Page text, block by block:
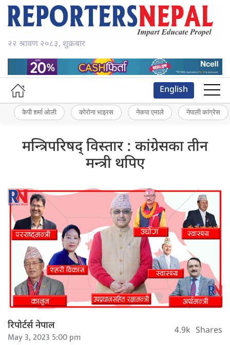
२२ श्रावण २०८३, शुक्रबार
English
केपी शर्मा ओली कोरोना भाइरस नेकपा एमाले नेपाली कांग्रेस
मन्त्रिपरिषद् विस्तार : कांग्रेसका तीन
मन्त्री थपिए
रिपोर्टर्स नेपाल
May 3, 2023 5:00 pm 4.9k Shares